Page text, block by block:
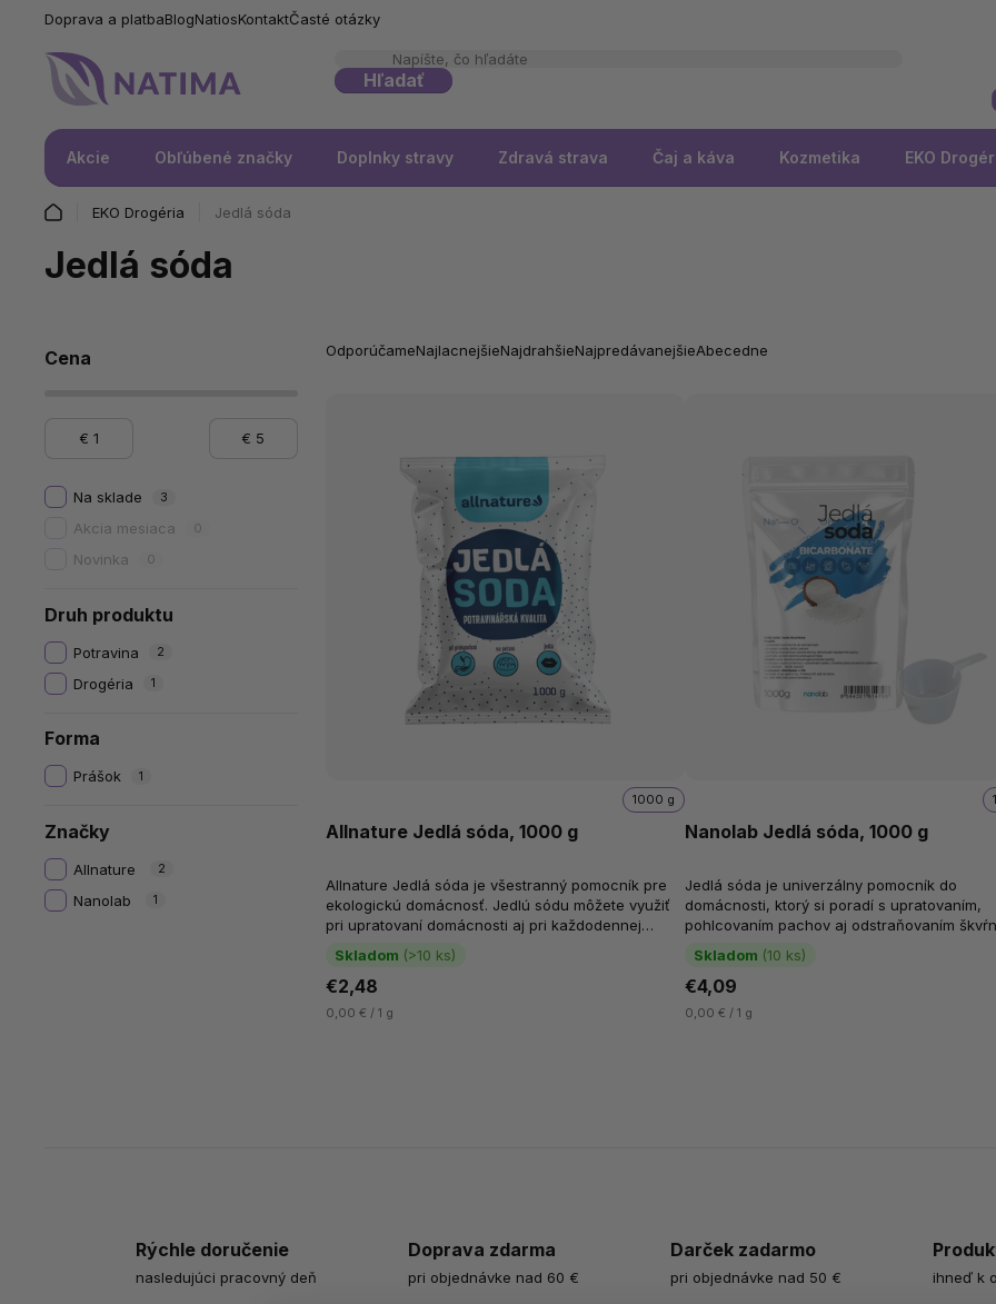
Doprava a platbaBlogNatiosKontaktČasté otázky
Hľadať
Akcie Obľúbené značky Doplnky stravy Zdravá strava Čaj a káva Kozmetika EKO
EKO Drogéria Jedlá sóda
Jedlá sóda
Cena
€ 1 € 5
Na sklade 3
Akcia mesiaca 0
Novinka 0
Značky
Allnature 2
Nanolab 1
Druh produktu
Potravina 2
Drogéria 1
Forma
Prášok 1
OdporúčameNajlacnejšieNajdrahšieNajpredávanejšieAbecedne
Allnature Jedlá sóda, 1000 g
Skladom (>10 ks)
1000 g
€2,48
0,00 € / 1 g
Allnature Jedlá sóda je všestranný pomocník pre
ekologickú domácnosť. Jedlú sódu môžete využiť
pri upratovaní domácnosti aj pri každodennej
hygiene. Pôsobí zásadito, môže pomôcť...
Nanolab Jedlá sóda, 1000 g
Skladom (10 ks)
€4,09
0,00 € / 1 g
Jedlá sóda je univerzálny pomocník do
domácnosti, ktorý si poradí s upratovaním,
pohlcovaním pachov aj odstraňovaním
Známa aj ako bikarbóna sodná alebo...
Rýchle doručenie
nasledujúci pracovný deň
Doprava zdarma
pri objednávke nad 60 €
Darček zadarmo
pri objednávke nad 50 € ihneď k